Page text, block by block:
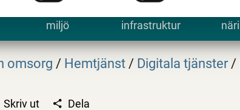
miljö
infrastruktur
omsorg / Hemtjänst / Digitala tjänster /
Skriv ut Dela